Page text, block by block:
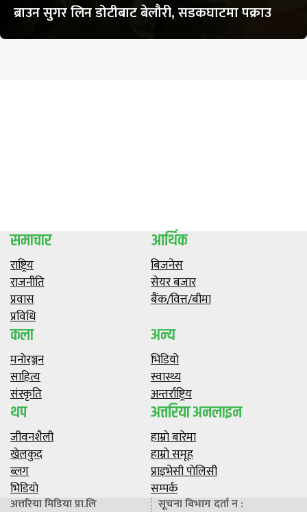
ब्राउन सुगर लिन डोटीबाट बेलौरी, सडकघाटमा पक्राउ
समाचार
राष्ट्रिय
राजनीति
प्रवास
प्रविधि
आर्थिक
बिजनेस
सेयर बजार
बैंक/वित्त/बीमा
कला
मनाेरञ्जन
साहित्य
संस्कृति
अन्य
भिडियाे
स्वास्थ्य
अन्तर्राष्ट्रिय
थप
जीवनशैली
खेलकुद
ब्लग
भिडियाे
अत्तरिया अनलाइन
हाम्राे बारेमा
हाम्राे समूह
प्राइभेसी पाेलिसी
सम्पर्क
अत्तरिया मिडिया प्रा.लि सूचना विभाग दर्ता न :